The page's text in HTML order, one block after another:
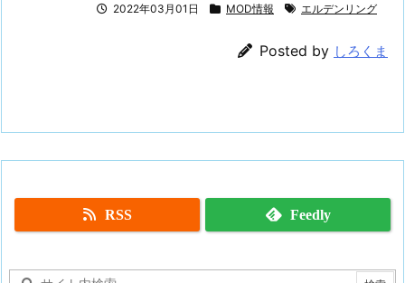
2022年03月01日 MOD情報 エルデンリング
Posted by しろくま
RSS Feedly